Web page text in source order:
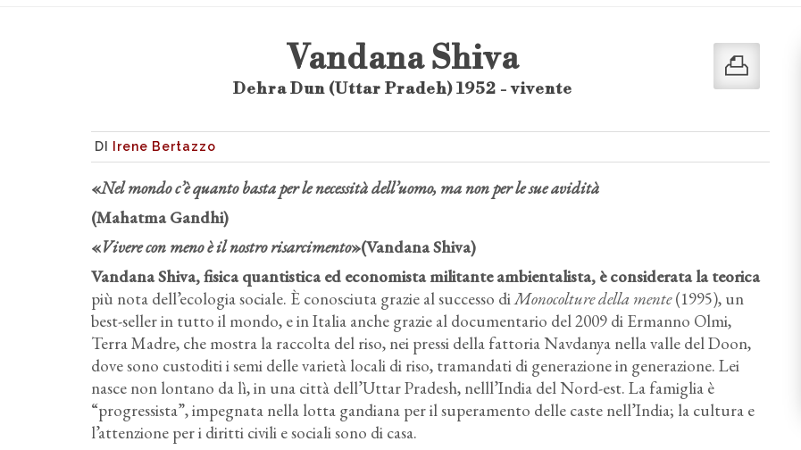
Vandana Shiva
Dehra Dun (Uttar Pradeh) 1952 - vivente
DI Irene Bertazzo
«Nel mondo c’è quanto basta per le necessità dell’uomo, ma non per le sue avidità
(Mahatma Gandhi)
«Vivere con meno è il nostro risarcimento»(Vandana Shiva)
Vandana Shiva, fisica quantistica ed economista militante ambientalista, è considerata la teorica
più nota dell’ecologia sociale. È conosciuta grazie al successo diMonocolture della mente(1995), un
best-seller in tutto il mondo, e in Italia anche grazie al documentario del 2009 di Ermanno Olmi,
Terra Madre, che mostra la raccolta del riso, nei pressi della fattoria Navdanya nella valle del Doon,
dove sono custoditi i semi delle varietà locali di riso, tramandati di generazione in generazione. Lei
nasce non lontano da lì, in una città dell’Uttar Pradesh, nelll’India del Nord-est. La famiglia è
“progressista”, impegnata nella lotta gandiana per il superamento delle caste nell’India; la cultura e
l’attenzione per i diritti civili e sociali sono di casa.